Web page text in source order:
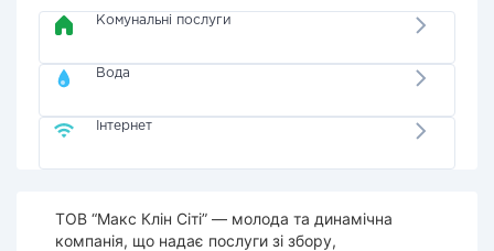
Комунальні послуги
Вода
Інтернет
ТОВ “Макс Клін Сіті” — молода та динамічна
компанія, що надає послуги зі збору,